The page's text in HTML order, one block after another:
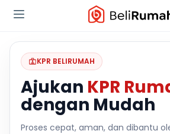
KPR BELIRUMAH
Ajukan KPR
dengan Mudah
Proses cepat, aman, dan dibantu